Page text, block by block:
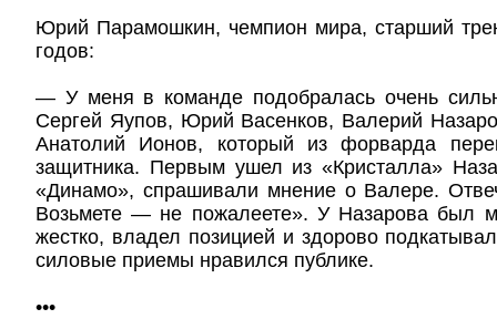
Юрий Парамошкин, чемпион мира, старший
годов:
— У меня в команде подобралась очень
Сергей Яупов, Юрий Васенков, Валерий
Анатолий Ионов, который из форварда
защитника. Первым ушел из «Кристалла»
«Динамо», спрашивали мнение о Валере.
Возьмете — не пожалеете». У Назарова был
жестко, владел позицией и здорово
силовые приемы нравился публике.
•••